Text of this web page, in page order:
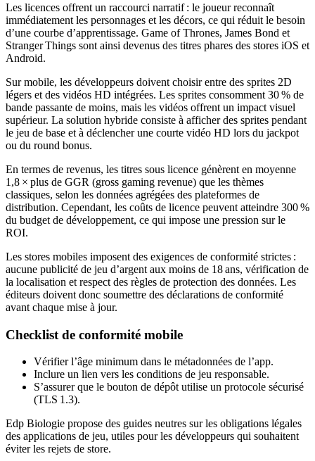
Les licences offrent un raccourci narratif : le joueur reconnaît
immédiatement les personnages et les décors, ce qui réduit le besoin
d’une courbe d’apprentissage. Game of Thrones, James Bond et
Stranger Things sont ainsi devenus des titres phares des stores iOS et
Android.
Sur mobile, les développeurs doivent choisir entre des sprites 2D
légers et des vidéos HD intégrées. Les sprites consomment 30 % de
bande passante de moins, mais les vidéos offrent un impact visuel
supérieur. La solution hybride consiste à afficher des sprites pendant
le jeu de base et à déclencher une courte vidéo HD lors du jackpot
ou du round bonus.
En termes de revenus, les titres sous licence génèrent en moyenne
1,8 × plus de GGR (gross gaming revenue) que les thèmes
classiques, selon les données agrégées des plateformes de
distribution. Cependant, les coûts de licence peuvent atteindre 300 %
du budget de développement, ce qui impose une pression sur le
ROI.
Les stores mobiles imposent des exigences de conformité strictes :
aucune publicité de jeu d’argent aux moins de 18 ans, vérification de
la localisation et respect des règles de protection des données. Les
éditeurs doivent donc soumettre des déclarations de conformité
avant chaque mise à jour.
Checklist de conformité mobile
Vérifier l’âge minimum dans le métadonnées de l’app.
Inclure un lien vers les conditions de jeu responsable.
S’assurer que le bouton de dépôt utilise un protocole sécurisé
(TLS 1.3).
Edp Biologie propose des guides neutres sur les obligations légales
des applications de jeu, utiles pour les développeurs qui souhaitent
éviter les rejets de store.